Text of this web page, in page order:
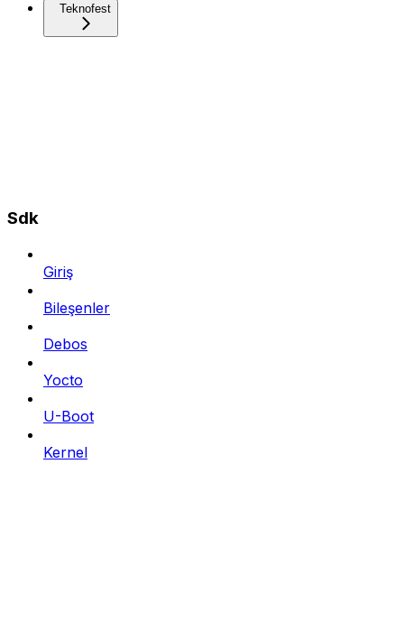
Teknofest
Sdk
Giriş
Bileşenler
Debos
Yocto
U-Boot
Kernel